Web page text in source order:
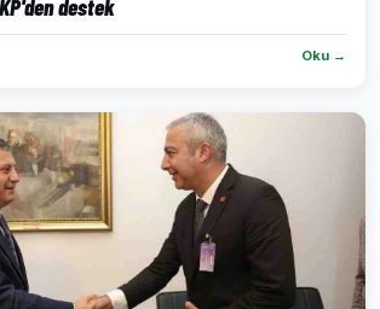
destek
Oku →